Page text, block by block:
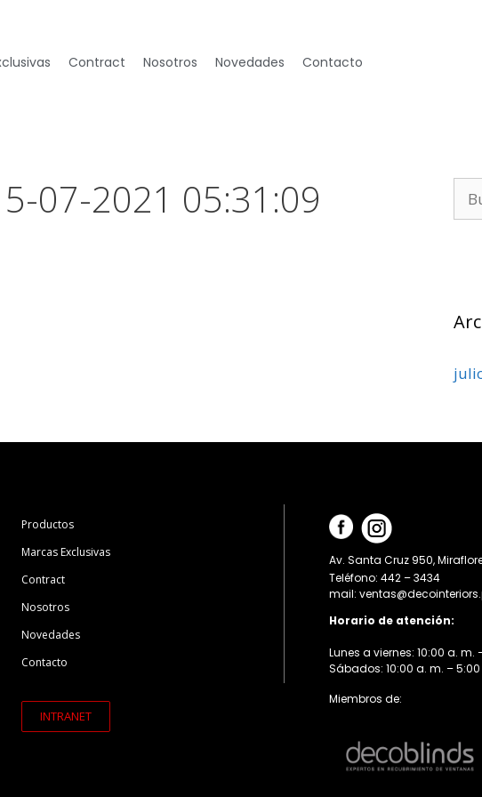
Contract Nosotros Novedades Contacto
07-2021 05:31:09
Productos
Marcas Exclusivas
Contract
Nosotros
Novedades
Contacto
INTRANET
Av. Santa Cruz 950,
Teléfono: 442 – 3434
mail:
Horario de atención:
Lunes a viernes: 10:00 a. m.
Sábados: 10:00 a. m. – 5:00
Miembros de: